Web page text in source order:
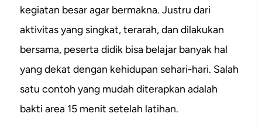
kegiatan besar agar bermakna. Justru dari
aktivitas yang singkat, terarah, dan dilakukan
bersama, peserta didik bisa belajar banyak hal
yang dekat dengan kehidupan sehari-hari. Salah
satu contoh yang mudah diterapkan adalah
bakti area 15 menit setelah latihan.